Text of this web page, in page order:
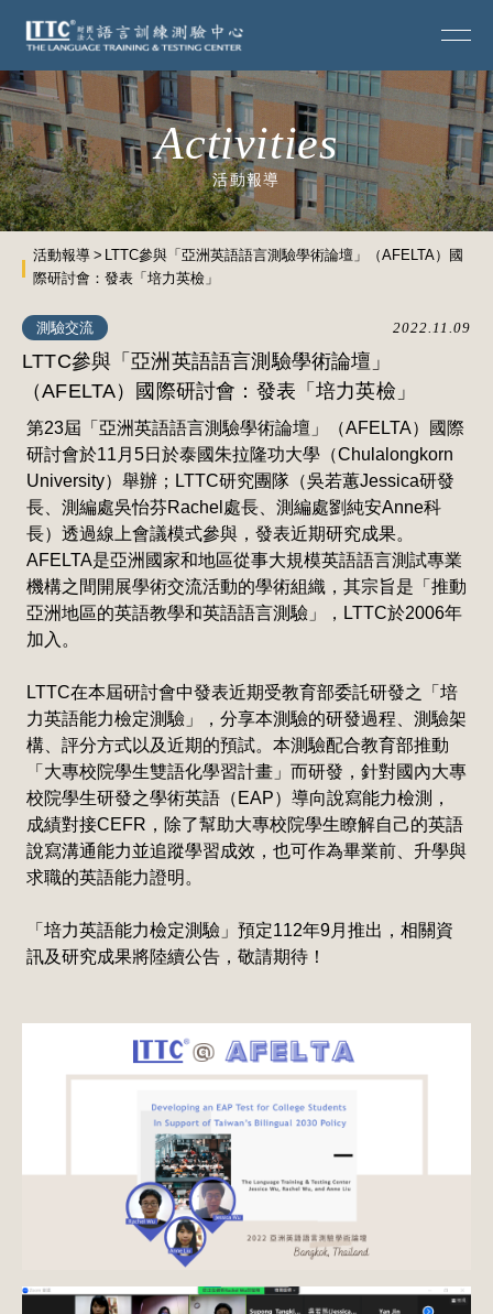
Activities
活動報導
活動報導
LTTC參與「亞洲英語語言測驗學術論壇」（AFELTA）國
際研討會：發表「培力英檢」
測驗交流 2022.11.09
LTTC參與「亞洲英語語言測驗學術論壇」
（AFELTA）國際研討會：發表「培力英檢」
第23屆「亞洲英語語言測驗學術論壇」（AFELTA）國際
研討會於11月5日於泰國朱拉隆功大學（Chulalongkorn
University）舉辦；LTTC研究團隊（吳若蕙Jessica研發
長、測編處吳怡芬Rachel處長、測編處劉純安Anne科
長）透過線上會議模式參與，發表近期研究成果。
AFELTA是亞洲國家和地區從事大規模英語語言測試專業
機構之間開展學術交流活動的學術組織，其宗旨是「推動
亞洲地區的英語教學和英語語言測驗」，LTTC於2006年
加入。
LTTC在本屆研討會中發表近期受教育部委託研發之「培
力英語能力檢定測驗」，分享本測驗的研發過程、測驗架
構、評分方式以及近期的預試。本測驗配合教育部推動
「大專校院學生雙語化學習計畫」而研發，針對國內大專
校院學生研發之學術英語（EAP）導向說寫能力檢測，
成績對接CEFR，除了幫助大專校院學生瞭解自己的英語
說寫溝通能力並追蹤學習成效，也可作為畢業前、升學與
求職的英語能力證明。
「培力英語能力檢定測驗」預定112年9月推出，相關資
訊及研究成果將陸續公告，敬請期待！